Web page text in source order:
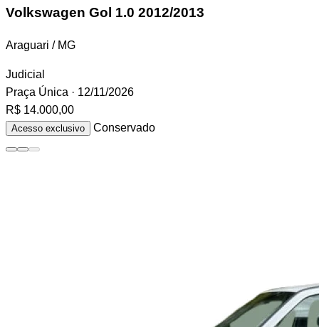
Volkswagen Gol 1.0 2012/2013
Araguari / MG
Judicial
Praça Única · 12/11/2026
R$ 14.000,00
Acesso exclusivo Conservado